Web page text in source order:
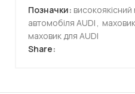
Позначки:
автомобіля AUDI ,
маховик для AUDI
Share: